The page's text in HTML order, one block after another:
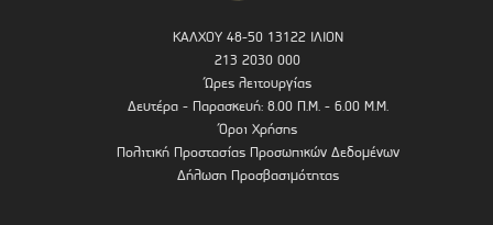
ΚΑΛΧΟΥ 48-50 13122 ΙΛΙΟΝ
213 2030 000
Ώρες λειτουργίας
Δευτέρα - Παρασκευή: 8.00 Π.Μ. - 6.00 Μ.Μ.
Όροι Χρήσης
Πολιτική Προστασίας Προσωπικών Δεδομένων
Δήλωση Προσβασιμότητας